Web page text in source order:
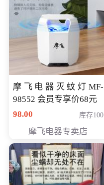
摩飞电器灭蚊灯MF-
98552 会员专享价68元
98.00
库存100
摩飞电器专卖店